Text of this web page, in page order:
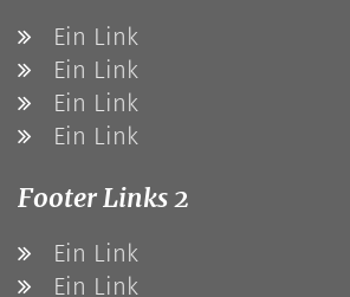
Ein Link
Ein Link
Ein Link
Ein Link
Footer Links 2
Ein Link
Ein Link